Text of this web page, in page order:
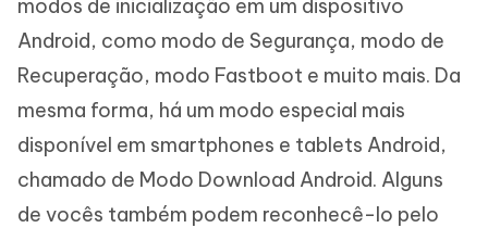
modos de inicialização em um dispositivo
Android, como modo de Segurança, modo de
Recuperação, modo Fastboot e muito mais. Da
mesma forma, há um modo especial mais
disponível em smartphones e tablets Android,
chamado de Modo Download Android. Alguns
de vocês também podem reconhecê-lo pelo